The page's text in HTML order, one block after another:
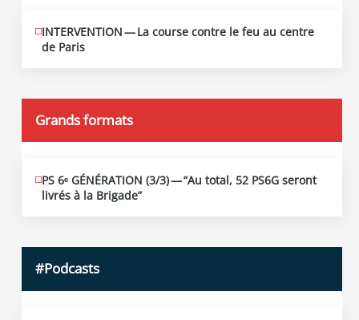
JUIN
12
2026
INTERVENTION — La course contre le feu au centre
de Paris
Grands formats
JUIN
19
2026
PS 6ᵉ GÉNÉRATION (3/​3) — “Au total, 52 PS6G seront
livrés à la Brigade”
#Podcasts